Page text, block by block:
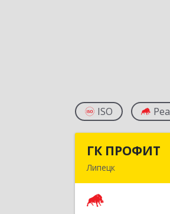
ISO
ГК ПРОФИТ
Липецк